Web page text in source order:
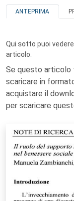
ANTEPRIMA
Qui sotto puoi
articolo.
Se questo articolo
scaricare in
acquistare il
per scaricare